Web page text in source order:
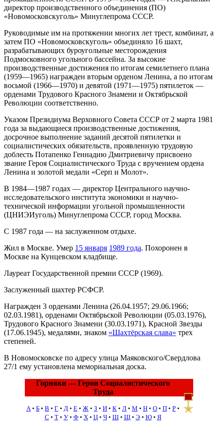
директор производственного объединения (ПО)
«Новомосковскуголь» Минуглепрома СССР.
Руководимые им на протяжении многих лет трест, комбинат, а
затем ПО «Новомосковскуголь» объединяло 16 шахт,
разрабатывающих буроугольные месторождения
Подмосковного угольного бассейна. За высокие
производственные достижения по итогам семилетнего плана
(1959—1965) награжден вторым орденом Ленина, а по итогам
восьмой (1966—1970) и девятой (1971—1975) пятилеток —
орденами Трудового Красного Знамени и Октябрьской
Революции соответственно.
Указом Президиума Верховного Совета СССР от 2 марта 1981
года за выдающиеся производственные достижения,
досрочное выполнение заданий десятой пятилетки и
социалистических обязательств, проявленную трудовую
доблесть Потапенко Геннадию Дмитриевичу присвоено
звание Героя Социалистического Труда с вручением ордена
Ленина и золотой медали «Серп и Молот».
В 1984—1987 годах — директор Центрального научно-
исследовательского института экономики и научно-
технической информации угольной промышленности
(ЦНИЭИуголь) Минуглепрома СССР, город Москва.
С 1987 года — на заслуженном отдыхе.
Жил в Москве. Умер 15 января 1989 года. Похоронен в
Москве на Кунцевском кладбище.
Лауреат Государственной премии СССР (1969).
Заслуженный шахтер РСФСР.
Награжден 3 орденами Ленина (26.04.1957; 29.06.1966;
02.03.1981), орденами Октябрьской Революции (05.03.1976),
Трудового Красного Знамени (30.03.1971), Красной Звезды
(17.06.1945), медалями, знаком «Шахтёрская слава» трех
степеней.
В Новомосковске по адресу улица Маяковского/Свердлова
27/1 ему установлена мемориальная доска.
Горняки — Герои Социалистического
Труда
А• Б • В • Г • Д • Е • Ж • З • И • К • Л • М • Н • О • П • Р •
С • Т• У• Ф• Х• Ц• Ч• Ш• Щ• Э • Ю• Я